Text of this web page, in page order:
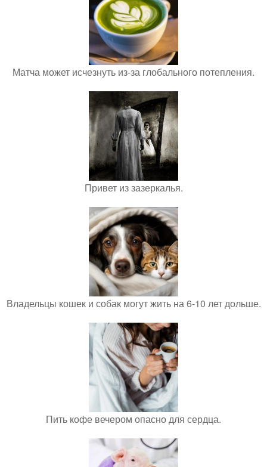
Матча может исчезнуть из-за глобального потепления.
Привет из зазеркалья.
Владельцы кошек и собак могут жить на 6-10 лет дольше.
Пить кофе вечером опасно для сердца.